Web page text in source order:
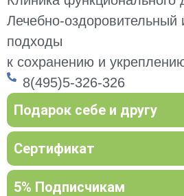
Лечебно-оздоровительный
подходы
к сохранению и
8(495)5-326-326
Подарок себе и другу
Сертификат
5% Подписчикам